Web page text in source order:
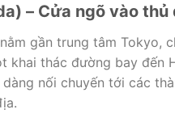
– Cửa ngõ vào thủ
gần trung tâm Tokyo,
khai thác đường bay đến
nối chuyến tới các